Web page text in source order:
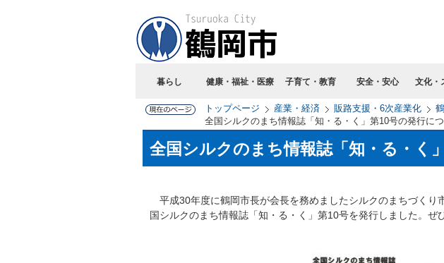
暮らし 健康・福祉・医療 子育て・教育 安全・安心 文化・
トップページ 産業・経済 販路支援・6次産業化
全国シルクのまち情報誌「知・る・く」第10号の発行に
全国シルクのまち情報誌「知・る・く
平成30年度に鶴岡市長が会長を務めましたシルクのまちづくり
国シルクのまち情報誌「知・る・く」第10号を発行しました。ぜ